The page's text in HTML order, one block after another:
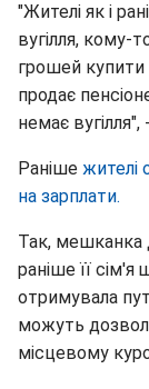
"Жителі як і
вугілля, кому-
грошей купити
продає
немає вугілля",
Раніше жителі
на зарплати.
Так, мешканка
раніше її
отримувала
можуть
місцевому